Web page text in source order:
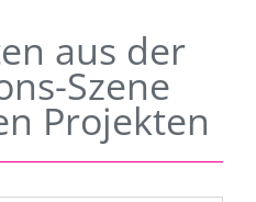
aus der
Szene
Projekten